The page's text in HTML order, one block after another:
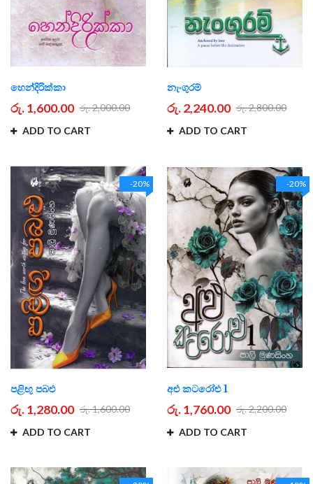
හෙන්දිරික්කා
රු. 1,600.00 රු. 2,000.00
ADD TO CART
නැංගුරම්
රු. 2,240.00 රු. 2,800.00
ADD TO CART
-20%
පළිඟු පබළු
රු. 1,280.00 රු. 1,600.00
ADD TO CART
-20%
අළු කටරෝළු 1
රු. 1,760.00 රු. 2,200.00
ADD TO CART